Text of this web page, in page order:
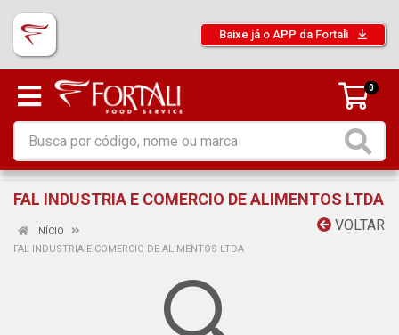
Baixe já o APP da Fortali
0
FAL INDUSTRIA E COMERCIO DE ALIMENTOS LTDA
VOLTAR
INÍCIO
FAL INDUSTRIA E COMERCIO DE ALIMENTOS LTDA